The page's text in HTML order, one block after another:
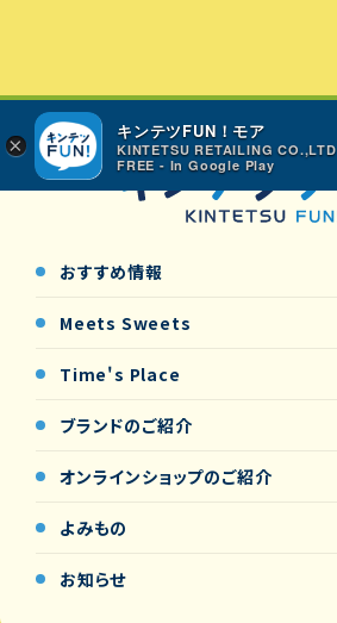
おすすめ情報
Meets Sweets
Time's Place
ブランドのご紹介
オンラインショップのご紹介
よみもの
お知らせ
×
キンテツFUN！モア
KINTETSU RETAILING CO.,LTD
FREE - In Google Play